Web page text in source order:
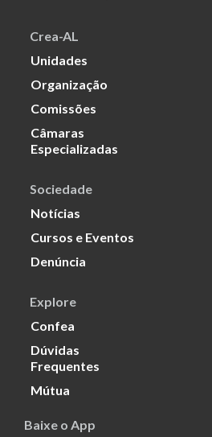
Crea-AL
Unidades
Organização
Comissões
Câmaras
Especializadas
Sociedade
Notícias
Cursos e Eventos
Denúncia
Explore
Confea
Dúvidas
Frequentes
Mútua
Baixe o App